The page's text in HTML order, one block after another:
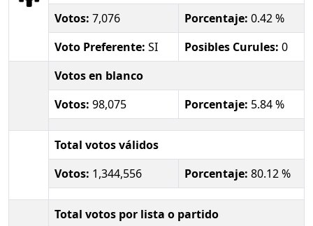
Votos: 7,076 Porcentaje: 0.42 %
Voto Preferente: SI Posibles Curules: 0
Votos en blanco
Votos: 98,075 Porcentaje: 5.84 %
Total votos válidos
Votos: 1,344,556 Porcentaje: 80.12 %
Total votos por lista o partido